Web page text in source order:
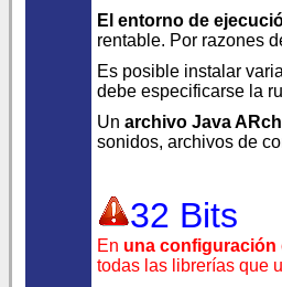
El entorno de
rentable. Por razones
Es posible instalar
debe especificarse la
Un archivo Java
sonidos, archivos de
32 Bits
En una configuración
todas las librerías que